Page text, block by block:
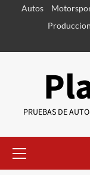
SaltarAutos
PRUEBAS DE
primario